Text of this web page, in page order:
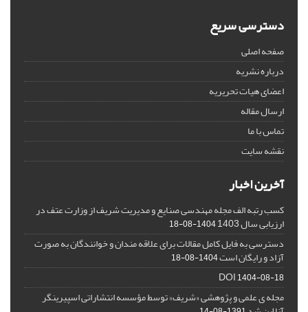
دسترسی سریع
صفحه اصلی
درباره نشریه
اعضای هیات تحریریه
ارسال مقاله
تماس با ما
نقشه سایت
آخرین اخبار
کسب رتبه الف مجله مهندسی صنایع و مدیریت شریف از وزارت عتف در
ارزیابی سال 1403 1404-08-18
دسترسی به فایل کامل مقالات برای علاقه مندان و خوانندگان به صورت
آزاد و رایگان است1404-08-18
DOI1404-08-18
مجله ی علمی و پژوهشی «شریف» توسط مؤسسه انتشاراتی اسپیرینگر